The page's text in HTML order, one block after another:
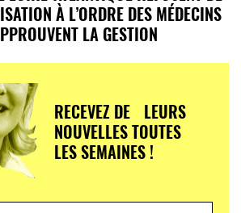
À L’ORDRE DES MÉDECINS
LA GESTION
RECEVEZ DE LEURS
NOUVELLES TOUTES
LES SEMAINES !